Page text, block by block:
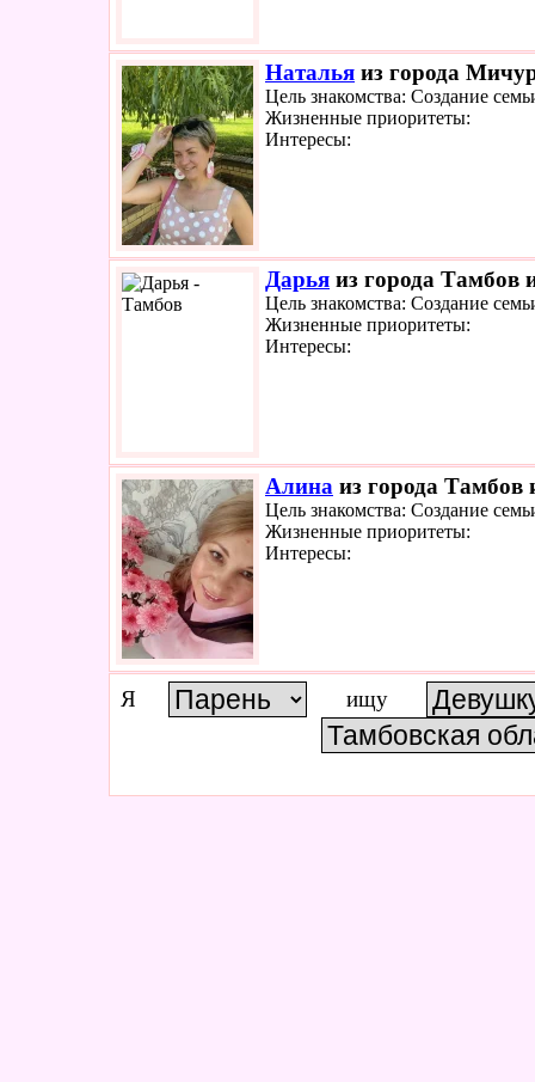
Наталья из города
Цель знакомства: Создание
Жизненные приоритеты:
Интересы:
Дарья из города Тамбов
Цель знакомства: Создание
Жизненные приоритеты:
Интересы:
Алина из города Тамбов
Цель знакомства: Создание
Жизненные приоритеты:
Интересы:
Я ищу